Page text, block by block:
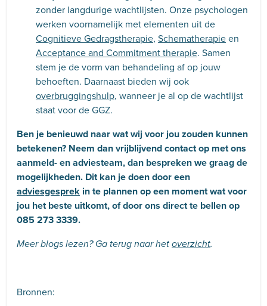
zonder langdurige wachtlijsten. Onze psychologen
werken voornamelijk met elementen uit de
Cognitieve Gedragstherapie, Schematherapieen
Acceptance and Commitment therapie. Samen
stem je de vorm van behandeling af op jouw
behoeften. Daarnaast bieden wij ook
overbruggingshulp, wanneer je al op de wachtlijst
staat voor de GGZ.
Ben je benieuwd naar wat wij voor jou zouden kunnen
betekenen? Neem dan vrijblijvend contact op met ons
aanmeld- en adviesteam, dan bespreken we graag de
mogelijkheden. Dit kan je doen door een
adviesgesprek in te plannen op een moment wat voor
jou het beste uitkomt, of door ons direct te bellen op
085 273 3339.
Meer blogs lezen? Ga terug naar het overzicht.
Bronnen: